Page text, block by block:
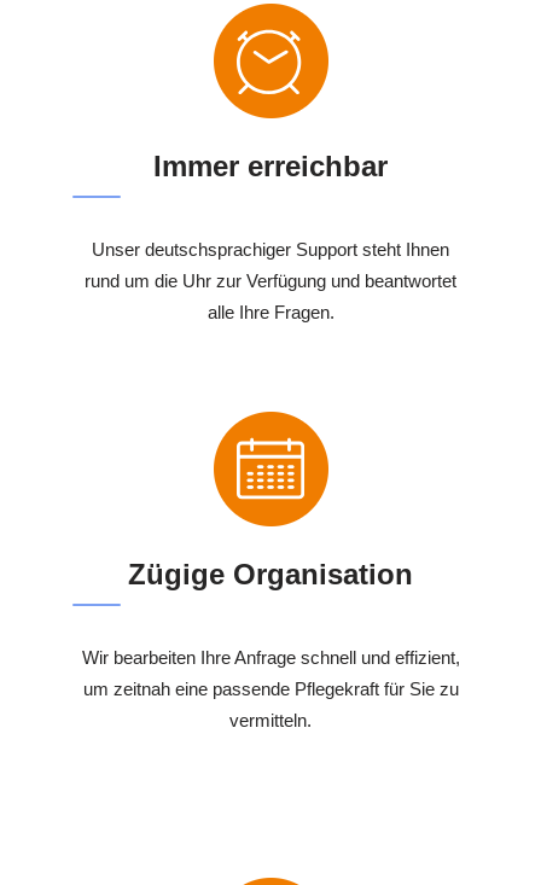
Immer erreichbar
Unser deutschsprachiger Support steht Ihnen
rund um die Uhr zur Verfügung und beantwortet
alle Ihre Fragen.
Zügige Organisation
Wir bearbeiten Ihre Anfrage schnell und effizient,
um zeitnah eine passende Pflegekraft für Sie zu
vermitteln.